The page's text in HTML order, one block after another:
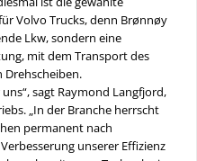
Volvo Trucks, denn Brønnøy
Lkw, sondern eine
mit dem Transport des
Drehscheiben.
sagt Raymond Langfjord,
„In der Branche herrscht
permanent nach
unserer Effizienz